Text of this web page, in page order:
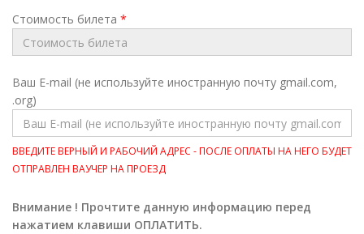
Стоимость билета *
Ваш Е-mail (не используйте иностранную почту gmail.com,
.org)
ВВЕДИТЕ ВЕРНЫЙ И РАБОЧИЙ АДРЕС - ПОСЛЕ ОПЛАТЫ НА НЕГО БУДЕТ
ОТПРАВЛЕН ВАУЧЕР НА ПРОЕЗД
Внимание ! Прочтите данную информацию перед
нажатием клавиши ОПЛАТИТЬ.